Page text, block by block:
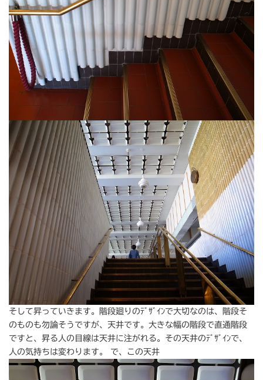
そして昇っていきます。階段廻りのﾃﾞｻﾞｲﾝで大切なのは、階段そ
のものも勿論そうですが、天井です。大きな幅の階段で直通階段
ですと、昇る人の目線は天井に注がれる。その天井のﾃﾞｻﾞｲﾝで、
人の気持ちは変わります。 で、この天井